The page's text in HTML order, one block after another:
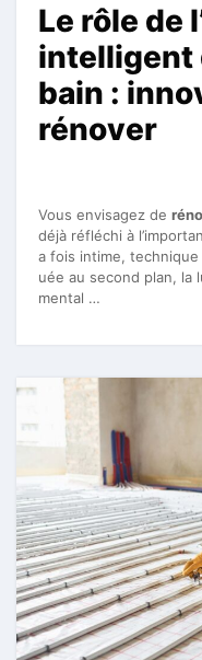
Le rôle de
intelligent
bain :
rénover
Vous envisagez de
déjà réfléchi à
a fois intime,
uée au second plan, la
mental …